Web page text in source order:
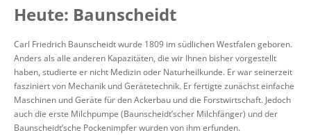
Heute: Baunscheidt
Carl Friedrich Baunscheidt wurde 1809 im südlichen Westfalen geboren.
Anders als alle anderen Kapazitäten, die wir Ihnen bisher vorgestellt
haben, studierte er nicht Medizin oder Naturheilkunde. Er war seinerzeit
fasziniert von Mechanik und Gerätetechnik. Er fertigte zunächst einfache
Maschinen und Geräte für den Ackerbau und die Forstwirtschaft. Jedoch
auch die erste Milchpumpe (Baunscheidt’scher Milchfänger) und der
Baunscheidt’sche Pockenimpfer wurden von ihm erfunden.